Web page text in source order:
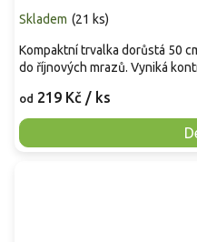
Skladem (21 ks)
od 219 Kč / ks
Kompaktní trvalka dorůstá 50
do říjnových mrazů. Vyniká